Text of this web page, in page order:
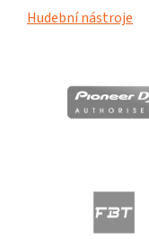
Hudební nástroje